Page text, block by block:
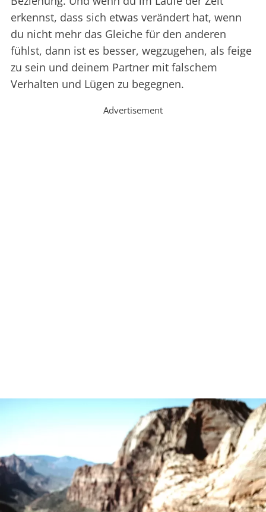
erkennst, dass sich etwas verändert hat, wenn
du nicht mehr das Gleiche für den anderen
fühlst, dann ist es besser, wegzugehen, als feige
zu sein und deinem Partner mit falschem
Verhalten und Lügen zu begegnen.
Advertisement